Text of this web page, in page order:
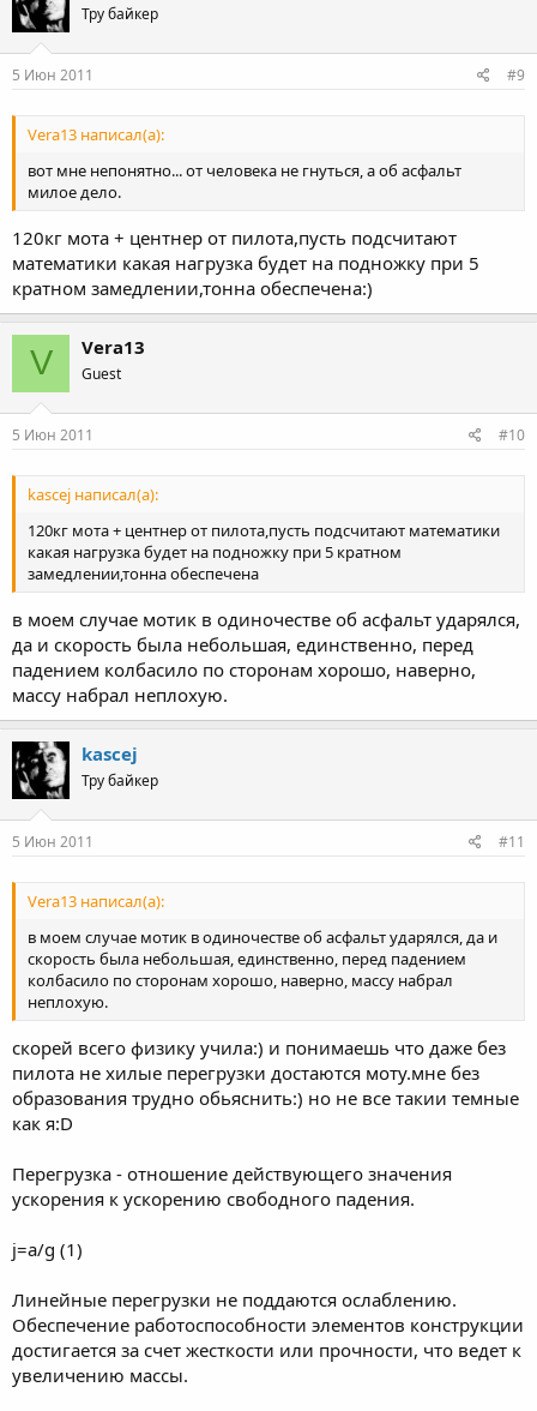
Тру байкер
5 Июн 2011 #9
Vera13 написал(а):
вот мне непонятно... от человека не гнуться, а об асфальт
милое дело.
120кг мота + центнер от пилота,пусть подсчитают
математики какая нагрузка будет на подножку при 5
кратном замедлении,тонна обеспечена:)
V Vera13
Guest
5 Июн 2011 #10
kascej написал(а):
120кг мота + центнер от пилота,пусть подсчитают математики
какая нагрузка будет на подножку при 5 кратном
замедлении,тонна обеспечена
в моем случае мотик в одиночестве об асфальт ударялся,
да и скорость была небольшая, единственно, перед
падением колбасило по сторонам хорошо, наверно,
массу набрал неплохую.
kascej
Тру байкер
5 Июн 2011 #11
Vera13 написал(а):
в моем случае мотик в одиночестве об асфальт ударялся, да и
скорость была небольшая, единственно, перед падением
колбасило по сторонам хорошо, наверно, массу набрал
неплохую.
скорей всего физику учила:) и понимаешь что даже без
пилота не хилые перегрузки достаются моту.мне без
образования трудно обьяснить:) но не все такии темные
как я:D
Перегрузка - отношение действующего значения
ускорения к ускорению свободного падения.
j=a/g (1)
Линейные перегрузки не поддаются ослаблению.
Обеспечение работоспособности элементов конструкции
достигается за счет жесткости или прочности, что ведет к
увеличению массы.